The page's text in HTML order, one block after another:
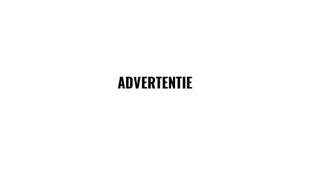
ADVERTENTIE